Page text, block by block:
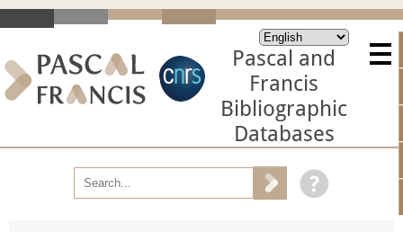
Pascal and
Francis
Bibliographic
Databases